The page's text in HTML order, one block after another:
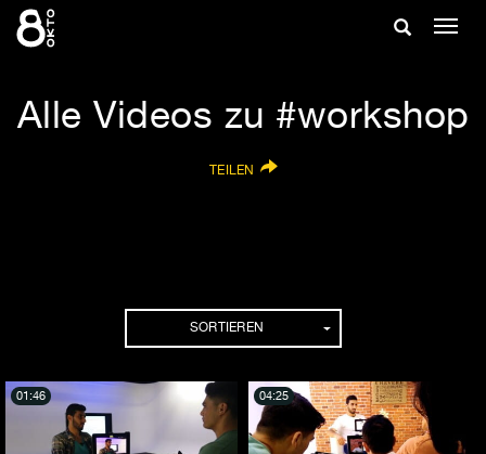
Zum
Inhalt
Suche
Alle Videos zu #workshop
TEILEN
SORTIEREN
01:46 04:25